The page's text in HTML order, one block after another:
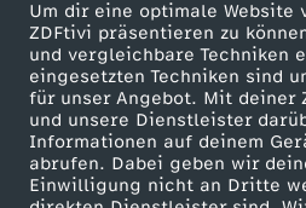
Um dir eine optimale Website
ZDFtivi präsentieren zu
und vergleichbare Techniken
eingesetzten Techniken sind
für unser Angebot. Mit deiner
und unsere Dienstleister
Informationen auf deinem
abrufen. Dabei geben wir
Einwilligung nicht an Dritte
s
c
h
Mehr ZDF
ZDF-Apps
Smart TV